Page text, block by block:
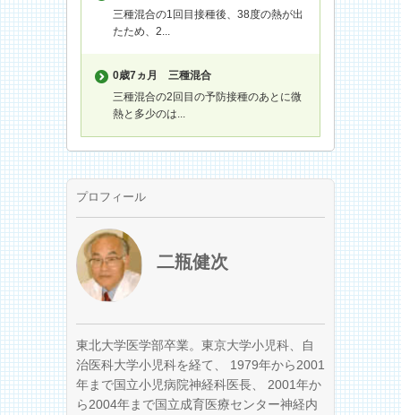
三種混合の1回目接種後、38度の熱が出
たため、2...
0歳7ヵ月
三種混合
三種混合の2回目の予防接種のあとに微
熱と多少のは...
プロフィール
二瓶健次
東北大学医学部卒業。東京大学小児科、自
治医科大学小児科を経て、 1979年から2001
年まで国立小児病院神経科医長、 2001年か
ら2004年まで国立成育医療センター神経内